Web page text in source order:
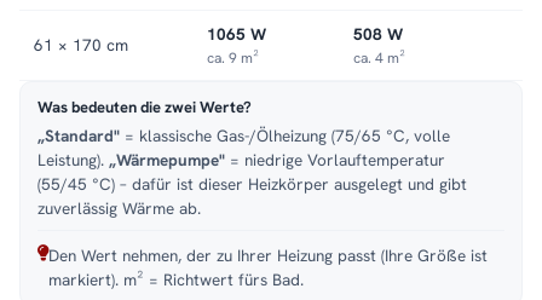
61 × 170 cm 1065 W
ca. 9 m²
508 W
ca. 4 m²
Was bedeuten die zwei Werte?
„Standard" = klassische Gas-/Ölheizung (75/65 °C, volle
Leistung). „Wärmepumpe" = niedrige Vorlauftemperatur
(55/45 °C) – dafür ist dieser Heizkörper ausgelegt und gibt
zuverlässig Wärme ab.
Den Wert nehmen, der zu Ihrer Heizung passt (Ihre Größe ist
markiert). m² = Richtwert fürs Bad.